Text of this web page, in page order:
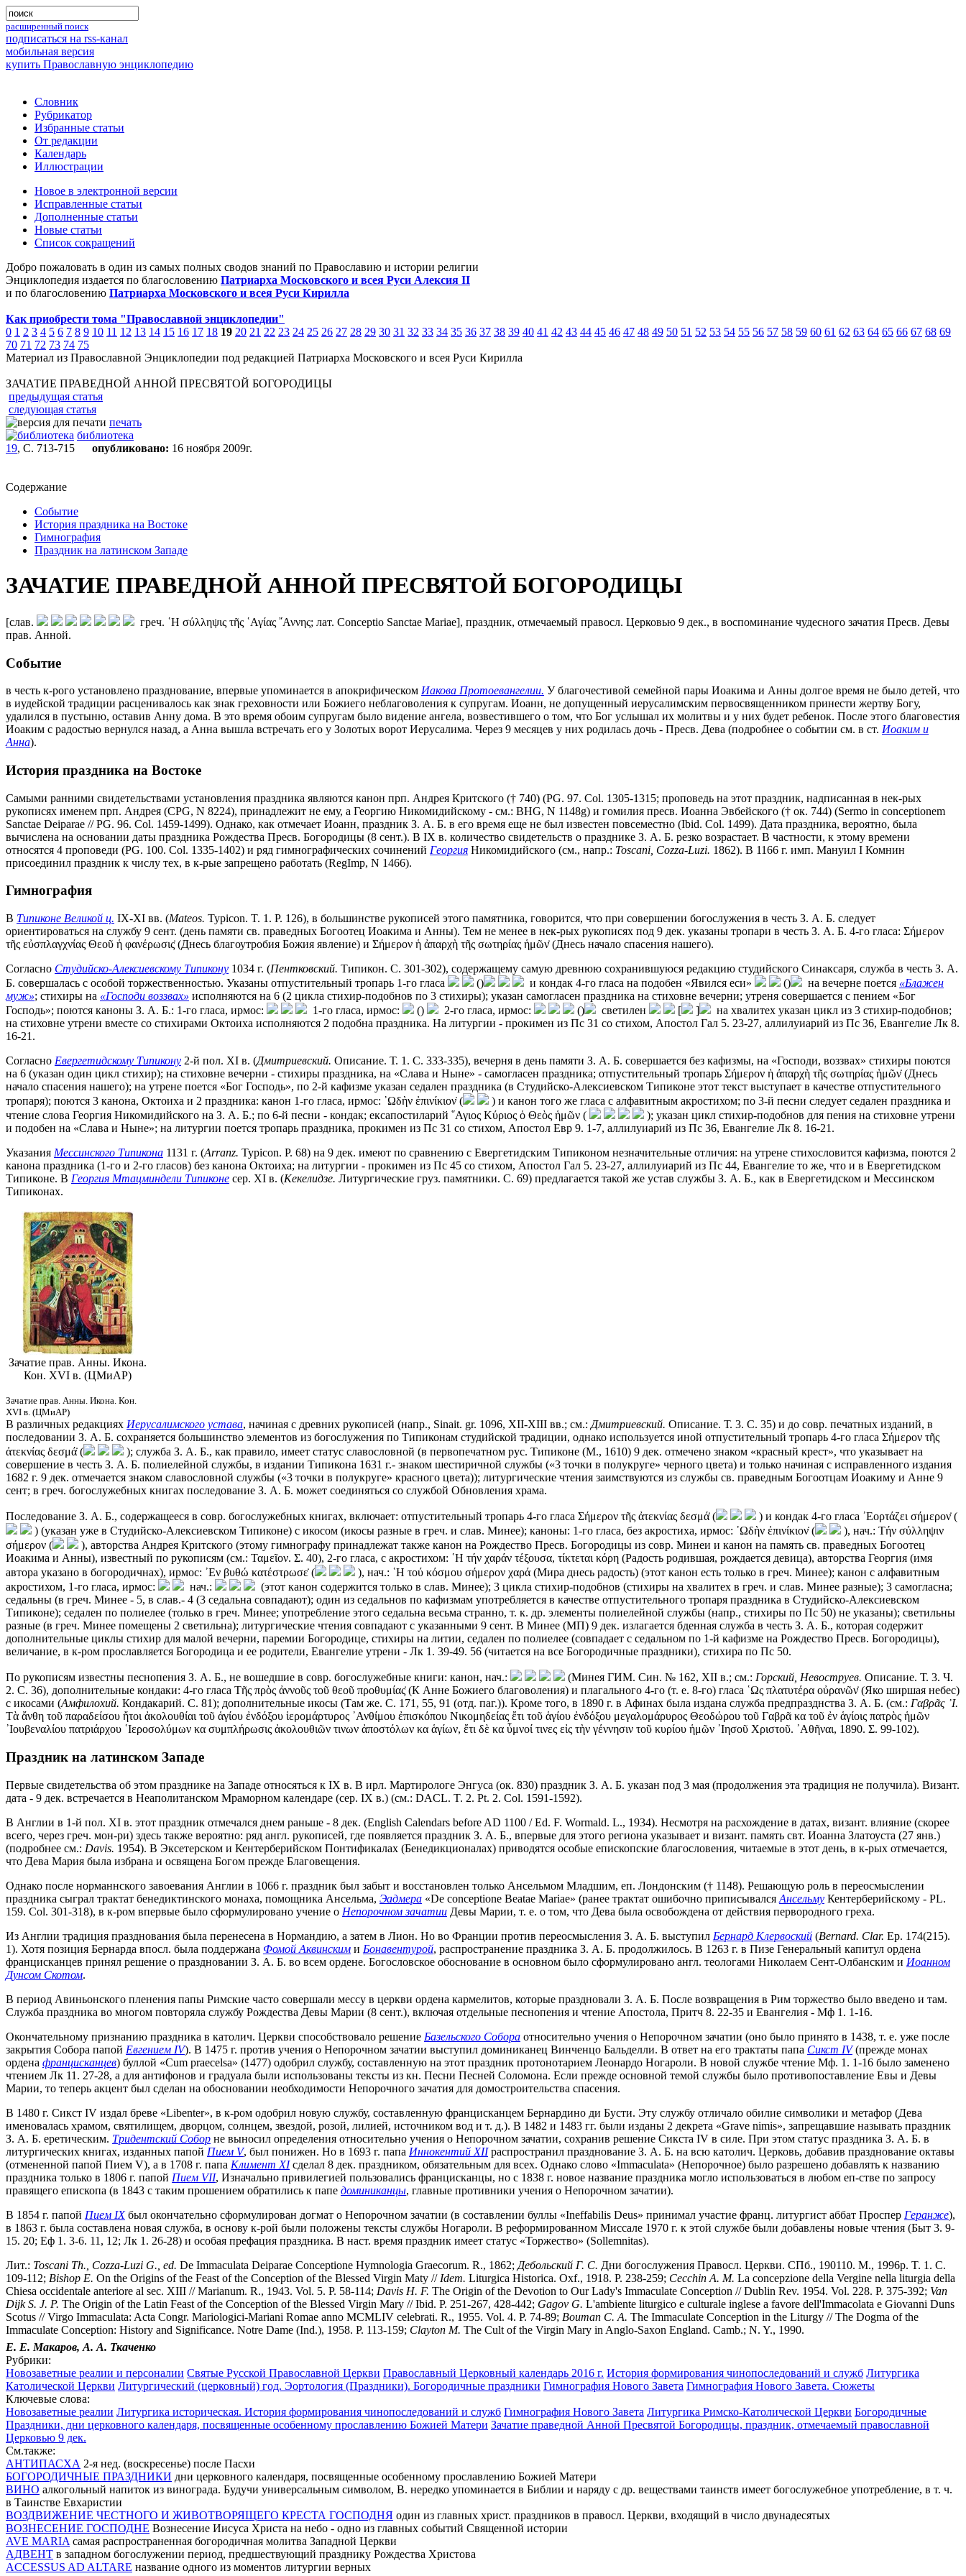
расширенный поиск
подписаться на rss-канал
мобильная версия
купить Православную энциклопедию
Словник
Рубрикатор
Избранные статьи
От редакции
Календарь
Иллюстрации
Новое в электронной версии
Исправленные статьи
Дополненные статьи
Новые статьи
Список сокращений
Добро пожаловать в один из самых полных сводов знаний по Православию и истории религии
Энциклопедия издается по благословению Патриарха Московского и всея Руси Алексия II
и по благословению Патриарха Московского и всея Руси Кирилла
Как приобрести тома "Православной энциклопедии"
0 1 2 3 4 5 6 7 8 9 10 11 12 13 14 15 16 17 18 19 20 21 22 23 24 25 26 27 28 29 30 31 32 33 34 35 36 37 38 39 40 41 42 43 44 45 46 47 48 49 50 51 52 53 54 55 56 57 58 59 60 61 62 63 64 65 66 67 68 69
70 71 72 73 74 75
Материал из Православной Энциклопедии под редакцией Патриарха Московского и всея Руси Кирилла
ЗАЧАТИЕ ПРАВЕДНОЙ АННОЙ ПРЕСВЯТОЙ БОГОРОДИЦЫ
предыдущая статья
следующая статья
печать
библиотека
19, С. 713-715 опубликовано: 16 ноября 2009г.
Содержание
Событие
История праздника на Востоке
Гимнография
Праздник на латинском Западе
ЗАЧАТИЕ ПРАВЕДНОЙ АННОЙ ПРЕСВЯТОЙ БОГОРОДИЦЫ
[слав.
греч. ῾Η σύλληψις τῆς ῾Αγίας ῎Αννης; лат. Conceptio Sanctae Mariae], праздник, отмечаемый правосл. Церковью 9 дек., в воспоминание чудесного зачатия Пресв. Девы
прав. Анной.
Событие
в честь к-рого установлено празднование, впервые упоминается в апокрифическом Иакова Протоевангелии. У благочестивой семейной пары Иоакима и Анны долгое время не было детей, что
в иудейской традиции расценивалось как знак греховности или Божиего неблаговоления к супругам. Иоанн, не допущенный иерусалимским первосвященником принести жертву Богу,
удалился в пустыню, оставив Анну дома. В это время обоим супругам было видение ангела, возвестившего о том, что Бог услышал их молитвы и у них будет ребенок. После этого благовестия
Иоаким с радостью вернулся назад, а Анна вышла встречать его у Золотых ворот Иерусалима. Через 9 месяцев у них родилась дочь - Пресв. Дева (подробнее о событии см. в ст. Иоаким и
Анна).
История праздника на Востоке
Самыми ранними свидетельствами установления праздника являются канон прп. Андрея Критского († 740) (PG. 97. Col. 1305-1315; проповедь на этот праздник, надписанная в нек-рых
рукописях именем прп. Андрея (CPG, N 8224), принадлежит не ему, а Георгию Никомидийскому - см.: BHG, N 1148g) и гомилия пресв. Иоанна Эвбейского († ок. 744) (Sermo in conceptionem
Sanctae Deiparae // PG. 96. Col. 1459-1499). Однако, как отмечает Иоанн, праздник З. А. Б. в его время еще не был известен повсеместно (Ibid. Col. 1499). Дата праздника, вероятно, была
вычислена на основании даты праздника Рождества Пресв. Богородицы (8 сент.). В IX в. количество свидетельств о празднике З. А. Б. резко возрастает. В частности, к этому времени
относятся 4 проповеди (PG. 100. Col. 1335-1402) и ряд гимнографических сочинений Георгия Никомидийского (cм., напр.: Toscani, Cozza-Luzi. 1862). В 1166 г. имп. Мануил I Комнин
присоединил праздник к числу тех, в к-рые запрещено работать (RegImp, N 1466).
Гимнография
В Типиконе Великой ц. IX-XI вв. (Mateos. Typicon. T. 1. P. 126), в большинстве рукописей этого памятника, говорится, что при совершении богослужения в честь З. А. Б. следует
ориентироваться на службу 9 сент. (день памяти св. праведных Богоотец Иоакима и Анны). Тем не менее в нек-рых рукописях под 9 дек. указаны тропари в честь З. А. Б. 4-го гласа: Σήμερον
τῆς εὐσπλαγχνίας Θεοῦ ἡ φανέρωσις̇ (Днесь благоутробия Божия явление) и Σήμερον ἡ ἀπαρχὴ τῆς σωτηρίας ἡμῶν̇ (Днесь начало спасения нашего).
Согласно Студийско-Алексиевскому Типикону 1034 г. (Пентковский. Типикон. С. 301-302), содержащему самую древнюю сохранившуюся редакцию студийского Синаксаря, служба в честь З. А.
Б. совершалась с особой торжественностью. Указаны отпустительный тропарь 1-го гласа
() и кондак 4-го гласа на подобен «Явился еси» () на вечерне поется «Блажен
муж»; стихиры на «Господи воззвах» исполняются на 6 (2 цикла стихир-подобнов по 3 стихиры); указан самогласен праздника на стиховне вечерни; утреня совершается с пением «Бог
Господь»; поются каноны З. А. Б.: 1-го гласа, ирмос:
1-го гласа, ирмос: () 2-го гласа, ирмос: () светилен [ ]
на хвалитех указан цикл из 3 стихир-подобнов;
на стиховне утрени вместе со стихирами Октоиха исполняются 2 подобна праздника. На литургии - прокимен из Пс 31 со стихом, Апостол Гал 5. 23-27, аллилуиарий из Пс 36, Евангелие Лк 8.
16-21.
Согласно Евергетидскому Типикону 2-й пол. XI в. (Дмитриевский. Описание. Т. 1. С. 333-335), вечерня в день памяти З. А. Б. совершается без кафизмы, на «Господи, воззвах» стихиры поются
на 6 (указан один цикл стихир); на стиховне вечерни - стихиры праздника, на «Слава и Ныне» - самогласен праздника; отпустительный тропарь Σήμερον ἡ ἀπαρχὴ τῆς σωτηρίας ἡμῶν̇ (Днесь
начало спасения нашего); на утрене поется «Бог Господь», по 2-й кафизме указан седален праздника (в Студийско-Алексиевском Типиконе этот текст выступает в качестве отпустительного
тропаря); поются 3 канона, Октоиха и 2 праздника: канон 1-го гласа, ирмос: ᾿Ωδὴν ἐπινίκιον̇ (
) и канон того же гласа с алфавитным акростихом; по 3-й песни следует седален праздника и
чтение слова Георгия Никомидийского на З. А. Б.; по 6-й песни - кондак; ексапостиларий ῞Αγιος Κύριος ὁ Θεὸς ἡμῶν (
); указан цикл стихир-подобнов для пения на стиховне утрени
и подобен на «Слава и Ныне»; на литургии поется тропарь праздника, прокимен из Пс 31 со стихом, Апостол Евр 9. 1-7, аллилуиарий из Пс 36, Евангелие Лк 8. 16-21.
Указания Мессинского Типикона 1131 г. (Arranz. Typicon. P. 68) на 9 дек. имеют по сравнению с Евергетидским Типиконом незначительные отличия: на утрене стихословится кафизма, поются 2
канона праздника (1-го и 2-го гласов) без канона Октоиха; на литургии - прокимен из Пс 45 со стихом, Апостол Гал 5. 23-27, аллилуиарий из Пс 44, Евангелие то же, что и в Евергетидском
Типиконе. В Георгия Мтацминдели Типиконе сер. XI в. (Кекелидзе. Литургические груз. памятники. С. 69) предлагается такой же устав службы З. А. Б., как в Евергетидском и Мессинском
Типиконах.
Зачатие прав. Анны. Икона.
Кон. XVI в. (ЦМиАР)
Зачатие прав. Анны. Икона. Кон.
XVI в. (ЦМиАР)
В различных редакциях Иерусалимского устава, начиная с древних рукописей (напр., Sinait. gr. 1096, XII-XIII вв.; см.: Дмитриевский. Описание. Т. 3. С. 35) и до совр. печатных изданий, в
последовании З. А. Б. сохраняется большинство элементов из богослужения по Типиконам студийской традиции, однако используется иной отпустительный тропарь 4-го гласа Σήμερον τῆς
ἀτεκνίας δεσμά̇ (
); служба З. А. Б., как правило, имеет статус славословной (в первопечатном рус. Типиконе (М., 1610) 9 дек. отмечено знаком «красный крест», что указывает на
совершение в честь З. А. Б. полиелейной службы, в издании Типикона 1631 г.- знаком шестиричной службы («3 точки в полукруге» черного цвета) и только начиная с исправленного издания
1682 г. 9 дек. отмечается знаком славословной службы («3 точки в полукруге» красного цвета)); литургические чтения заимствуются из службы св. праведным Богоотцам Иоакиму и Анне 9
сент; в греч. богослужебных книгах последование З. А. Б. может соединяться со службой Обновления храма.
Последование З. А. Б., содержащееся в совр. богослужебных книгах, включает: отпустительный тропарь 4-го гласа Σήμερον τῆς ἀτεκνίας δεσμά̇ (
) и кондак 4-го гласа ᾿Εορτάζει σήμερον̇ (
) (указан уже в Студийско-Алексиевском Типиконе) с икосом (икосы разные в греч. и слав. Минее); каноны: 1-го гласа, без акростиха, ирмос: ᾿Ωδὴν ἐπινίκιον̇ (
), нач.: Τήν σύλληψιν
σήμερον (
), авторства Андрея Критского (этому гимнографу принадлежат также канон на Рождество Пресв. Богородицы из совр. Минеи и канон на память св. праведных Богоотец
Иоакима и Анны), известный по рукописям (см.: Ταμεῖον. Σ. 40), 2-го гласа, с акростихом: ῾Η τήν χαράν τέξουσα, τίκτεται κόρη (Радость родившая, рождается девица), авторства Георгия (имя
автора указано в богородичнах), ирмос: ᾿Εν βυθώ κατέστρωσε̇ (
), нач.: ῾Η τού κόσμου σήμερον χαρά (Мира днесь радость) (этот канон есть только в греч. Минее); канон с алфавитным
акростихом, 1-го гласа, ирмос:
нач.:
(этот канон содержится только в слав. Минее); 3 цикла стихир-подобнов (стихиры на хвалитех в греч. и слав. Минее разные); 3 самогласна;
седальны (в греч. Минее - 5, в слав.- 4 (3 седальна совпадают); один из седальнов по кафизмам употребляется в качестве отпустительного тропаря праздника в Студийско-Алексиевском
Типиконе); седален по полиелеe (только в греч. Минее; употребление этого седальна весьма странно, т. к. др. элементы полиелейной службы (напр., стихиры по Пс 50) не указаны); светильны
разные (в греч. Минее помещены 2 светильна); литургические чтения совпадают с указанными 9 сент. В Минее (МП) 9 дек. излагается бденная служба в честь З. А. Б., которая содержит
дополнительные циклы стихир для малой вечерни, паремии Богородице, стихиры на литии, седален по полиелее (совпадает с седальном по 1-й кафизме на Рождество Пресв. Богородицы),
величание, в к-ром прославляется Богородица и ее родители, Евангелие утрени - Лк 1. 39-49. 56 (читается на все Богородичные праздники), стихира по Пс 50.
По рукописям известны песнопения З. А. Б., не вошедшие в совр. богослужебные книги: канон, нач.: (Минея ГИМ. Син. № 162, XII в.; см.: Горский, Невоструев. Описание. Т. 3. Ч.
2. С. 36), дополнительные кондаки: 4-го гласа Τῆς πρὸς ἀννοῦς τοῦ θεοῦ προθυμίας̇ (К Анне Божиего благоволения) и плагального 4-го (т. е. 8-го) гласа ῾Ως πλατυτέρα οὐρανῶν̇ (Яко ширшая небес)
с икосами (Амфилохий. Кондакарий. С. 81); дополнительные икосы (Там же. С. 171, 55, 91 (отд. паг.)). Кроме того, в 1890 г. в Афинах была издана служба предпразднства З. А. Б. (см.: Γαβρᾶς ᾿Ι.
Τὰ ἄνθη τοῦ παραδείσου ἤτοι ἀκολουθίαι τοῦ ἁγίου ἐνδόξου ἱερομάρτυρος ᾿Ανθίμου ἐπισκόπου Νικομηδείας ἔτι τοῦ ἁγίου ἐνδόξου μεγαλομάρυρος Θεοδώρου τοῦ Γαβρᾶ κα τοῦ ἐν ἁγίοις πατρὸς ἡμῶν
᾿Ιουβεναλίου πατριάρχου ῾Ιεροσολύμων κα συμπλήρωσις ἀκολουθιῶν τινων ἀποστόλων κα ἁγίων, ἔτι δὲ κα ὗμνοί τινες εἰς τὴν γέννησιν τοῦ κυρίου ἡμῶν ᾿Ιησοῦ Χριστοῦ. ᾿Αθῆναι, 1890. Σ. 99-102).
Праздник на латинском Западе
Первые свидетельства об этом празднике на Западе относяться к IX в. В ирл. Мартирологе Энгуса (ок. 830) праздник З. А. Б. указан под 3 мая (продолжения эта традиция не получила). Визант.
дата - 9 дек. встречается в Неаполитанском Мраморном календаре (сер. IX в.) (см.: DACL. T. 2. Pt. 2. Col. 1591-1592).
В Англии в 1-й пол. XI в. этот праздник отмечался днем раньше - 8 дек. (English Calendars before AD 1100 / Ed. F. Wormald. L., 1934). Несмотря на расхождение в датах, визант. влияние (скорее
всего, через греч. мон-ри) здесь также вероятно: ряд англ. рукописей, где появляется праздник З. А. Б., впервые для этого региона указывает и визант. память свт. Иоанна Златоуста (27 янв.)
(подробнее см.: Davis. 1954). В Эксетерском и Кентерберийском Понтификалах (Бенедикционалах) приводятся особые епископские благословения, читаемые в этот день, в к-рых отмечается,
что Дева Мария была избрана и освящена Богом прежде Благовещения.
Однако после норманнского завоевания Англии в 1066 г. праздник был забыт и восстановлен только Ансельмом Младшим, еп. Лондонским († 1148). Решающую роль в переосмыслении
праздника сыграл трактат бенедиктинского монаха, помощника Ансельма, Эадмера «De conceptione Beatae Mariae» (ранее трактат ошибочно приписывался Ансельму Кентерберийскому - PL.
159. Col. 301-318), в к-ром впервые было сформулировано учение о Непорочном зачатии Девы Марии, т. е. о том, что Дева была освобождена от действия первородного греха.
Из Англии традиция празднования была перенесена в Нормандию, а затем в Лион. Но во Франции против переосмысления З. А. Б. выступил Бернард Клервоский (Bernard. Clar. Ep. 174(215).
1). Хотя позиция Бернарда впосл. была поддержана Фомой Аквинским и Бонавентурой, распространение праздника З. А. Б. продолжилось. В 1263 г. в Пизе Генеральный капитул ордена
францисканцев принял решение о праздновании З. А. Б. во всем ордене. Богословское обоснование в основном было сформулировано англ. теологами Николаем Сент-Олбанским и Иоанном
Дунсом Скотом.
В период Авиньонского пленения папы Римские часто совершали мессу в церкви ордена кармелитов, которые праздновали З. А. Б. После возвращения в Рим торжество было введено и там.
Служба праздника во многом повторяла службу Рождества Девы Марии (8 сент.), включая отдельные песнопения и чтение Апостола, Притч 8. 22-35 и Евангелия - Мф 1. 1-16.
Окончательному признанию праздника в католич. Церкви способствовало решение Базельского Собора относительно учения о Непорочном зачатии (оно было принято в 1438, т. е. уже после
закрытия Собора папой Евгением IV). В 1475 г. против учения о Непорочном зачатии выступил доминиканец Винченцо Бальделли. В ответ на его трактаты папа Сикст IV(прежде монах
ордена францисканцев) буллой «Cum praecelsa» (1477) одобрил службу, составленную на этот праздник протонотарием Леонардо Ногароли. В новой службе чтение Мф. 1. 1-16 было заменено
чтением Лк 11. 27-28, а для антифонов и градуала были использованы тексты из кн. Песни Песней Соломона. Если прежде основной темой службы было противопоставление Евы и Девы
Марии, то теперь акцент был сделан на обосновании необходимости Непорочного зачатия для домостроительства спасения.
В 1480 г. Сикст IV издал бреве «Libenter», в к-ром одобрил новую службу, составленную францисканцем Бернардино ди Бусти. Эту службу отличало обилие символики и метафор (Дева
именовалась храмом, святилищем, дворцом, солнцем, звездой, розой, лилией, источником вод и т. д.). В 1482 и 1483 гг. были изданы 2 декрета «Grave nimis», запрещавшие называть праздник
З. А. Б. еретическим. Тридентский Собор не выносил определения относительно учения о Непорочном зачатии, сохранив решение Сикста IV в силе. При этом статус праздника З. А. Б. в
литургических книгах, изданных папой Пием V, был понижен. Но в 1693 г. папа Иннокентий XIIраспространил празднование З. А. Б. на всю католич. Церковь, добавив празднование октавы
(отмененной папой Пием V), а в 1708 г. папа Климент XIсделал 8 дек. праздником, обязательным для всех. Однако слово «Immaculata» (Непорочное) было разрешено добавлять к названию
праздника только в 1806 г. папой Пием VII, Изначально привилегией пользовались францисканцы, но с 1838 г. новое название праздника могло использоваться в любом еп-стве по запросу
правящего епископа (в 1843 с таким прошением обратились к папе доминиканцы, главные противники учения о Непорочном зачатии).
В 1854 г. папой Пием IXбыл окончательно сформулирован догмат о Непорочном зачатии (в составлении буллы «Ineffabilis Deus» принимал участие франц. литургист аббат Проспер Геранже),
в 1863 г. была составлена новая служба, в основу к-рой были положены тексты службы Ногароли. В реформированном Миссале 1970 г. к этой службе были добавлены новые чтения (Быт 3. 9-
15. 20; Еф 1. 3-6. 11, 12; Лк 1. 26-28) и особая префация праздника. В наст. время праздник имеет статус «Торжество» (Sollemnitas).
Лит.: Toscani Th., Cozza-Luzi G., ed. De Immaculata Deiparae Conceptione Hymnologia Graecorum. R., 1862; Дебольский Г. С. Дни богослужения Правосл. Церкви. СПб., 190110. М., 1996р. T. 1. С.
109-112; Bishop E. On the Origins of the Feast of the Conception of the Blessed Virgin Maty // Idem. Liturgica Historica. Oxf., 1918. P. 238-259; Cecchin A. M. La concepzione della Vergine nella liturgia della
Chiesa occidentale anteriore al sec. XIII // Marianum. R., 1943. Vol. 5. P. 58-114; Davis H. F. The Origin of the Devotion to Our Lady's Immaculate Conception // Dublin Rev. 1954. Vol. 228. P. 375-392; Van
Dijk S. J. P. The Origin of the Latin Feast of the Conception of the Blessed Virgin Mary // Ibid. P. 251-267, 428-442; Gagov G. L'ambiente liturgico e culturale inglese a favore dell'Immacolata e Giovanni Duns
Scotus // Virgo Immaculata: Acta Congr. Mariologici-Mariani Romae anno MCMLIV celebrati. R., 1955. Vol. 4. P. 74-89; Bouman C. A. The Immaculate Conception in the Liturgy // The Dogma of the
Immaculate Conception: History and Significance. Notre Dame (Ind.), 1958. P. 113-159; Clayton M. The Cult of the Virgin Mary in Anglo-Saxon England. Camb.; N. Y., 1990.
Е. Е. Макаров, А. А. Ткаченко
Рубрики:
Новозаветные реалии и персоналии Святые Русской Православной Церкви Православный Церковный календарь 2016 г. История формирования чинопоследований и служб Литургика
Католической Церкви Литургический (церковный) год. Эортология (Праздники). Богородичные праздники Гимнография Нового Завета Гимнография Нового Завета. Сюжеты
Ключевые слова:
Новозаветные реалии Литургика историческая. История формирования чинопоследований и служб Гимнография Нового Завета Литургика Римско-Католической Церкви Богородичные
Праздники, дни церковного календаря, посвященные особенному прославлению Божией Матери Зачатие праведной Анной Пресвятой Богородицы, праздник, отмечаемый православной
Церковью 9 дек.
См.также:
АНТИПАСХА 2-я нед. (воскресенье) после Пасхи
БОГОРОДИЧНЫЕ ПРАЗДНИКИ дни церковного календаря, посвященные особенному прославлению Божией Матери
ВИНО алкогольный напиток из винограда. Будучи универсальным символом, В. нередко упоминается в Библии и наряду с др. веществами таинств имеет богослужебное употребление, в т. ч.
в Таинстве Евхаристии
ВОЗДВИЖЕНИЕ ЧЕСТНОГО И ЖИВОТВОРЯЩЕГО КРЕСТА ГОСПОДНЯ один из главных христ. праздников в правосл. Церкви, входящий в число двунадесятых
ВОЗНЕСЕНИЕ ГОСПОДНЕ Вознесение Иисуса Христа на небо - одно из главных событий Священной истории
AVE MARIA самая распространенная богородичная молитва Западной Церкви
АДВЕНТ в западном богослужении период, предшествующий празднику Рождества Христова
ACCESSUS AD ALTARE название одного из моментов литургии верных